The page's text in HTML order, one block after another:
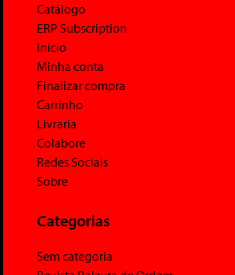
Catálogo
ERP Subscription
Início
Minha conta
Finalizar compra
Carrinho
Livraria
Colabore
Redes Sociais
Sobre
Categorias
Sem categoria